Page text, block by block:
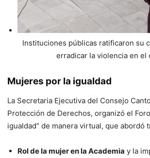
Instituciones públicas ratificaron su
erradicar la violencia en el
Mujeres por la igualdad
La Secretaria Ejecutiva del Consejo
Protección de Derechos, organizó el
igualdad” de manera virtual, que abordó
Rol de la mujer en la Academia y la